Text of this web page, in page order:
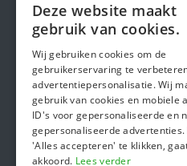
Steunactie
Over ons
In de media
Veiligheid &
Algemene
Deze website maakt
gebruik van cookies.
Wij gebruiken cookies om de
gebruikerservaring te
advertentiepersonalisatie. Wij
gebruik van cookies en mobiele
ID's voor gepersonaliseerde en
gepersonaliseerde advertenties.
'Alles accepteren' te klikken,
akkoord. Lees verder